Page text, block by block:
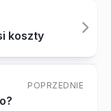
koszty
POPRZEDNIE